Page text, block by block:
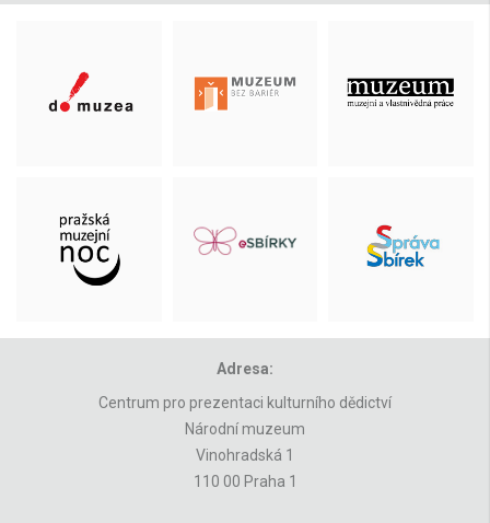
Adresa:
Centrum pro prezentaci kulturního dědictví
Národní muzeum
Vinohradská 1
110 00 Praha 1